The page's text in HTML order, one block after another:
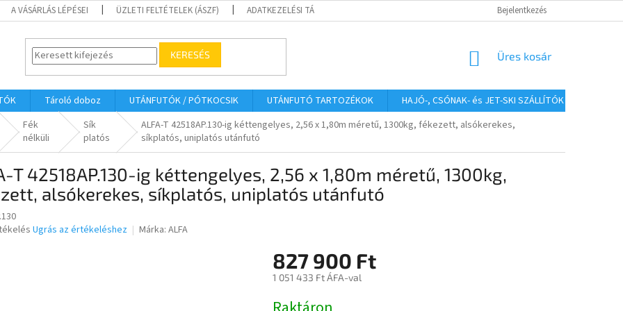
A VÁSÁRLÁS LÉPÉSEI ÜZLETI FELTÉTELEK (ÁSZF) ADATKEZELÉSI TÁJÉKOZTATÓ Bejelentkezés
KERESÉS KOSÁR
Üres kosár
Tároló doboz UTÁNFUTÓK / PÓTKOCSIK UTÁNFUTÓ TARTOZÉKOK HAJÓ-, CSÓNAK- és JET-SKI SZÁLLÍTÓK
Fék
nélküli
Sík
platós
ALFA-T 42518AP.130-ig kéttengelyes, 2,56 x 1,80m méretű, 1300kg, fékezett, alsókerekes,
síkplatós, uniplatós utánfutó
T 42518AP.130-ig kéttengelyes, 2,56 x 1,80m méretű, 1300kg,
alsókerekes, síkplatós, uniplatós utánfutó
Ugrás az értékeléshez Márka: ALFA
827 900 Ft
1 051 433 Ft ÁFA-val